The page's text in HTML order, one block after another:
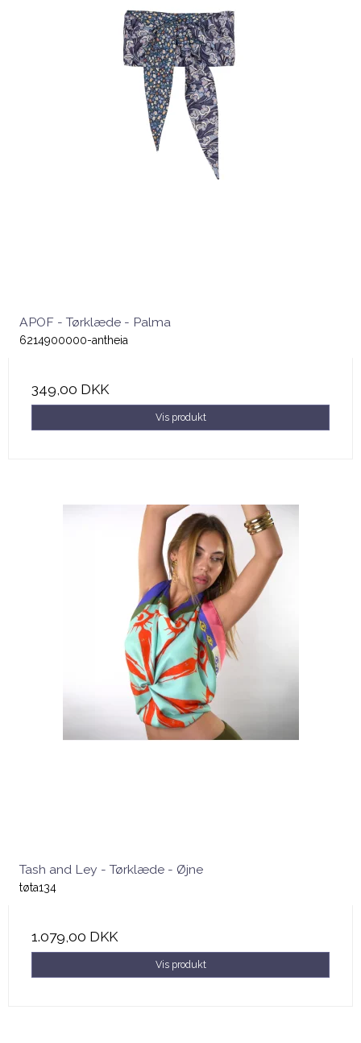
APOF - Tørklæde - Palma
6214900000-antheia
349,00 DKK
Vis produkt
Tash and Ley - Tørklæde - Øjne
tøta134
1.079,00 DKK
Vis produkt